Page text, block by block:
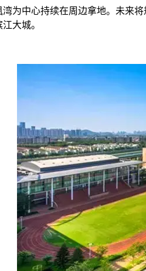
为中心持续在周边拿地。未来
大城。